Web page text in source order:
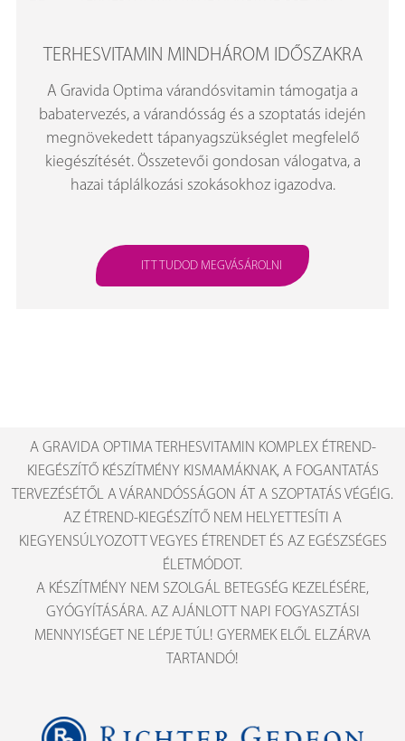
TERHESVITAMIN MINDHÁROM IDŐSZAKRA
A Gravida Optima várandósvitamin támogatja a
babatervezés, a várandósság és a szoptatás idején
megnövekedett tápanyagszükséglet megfelelő
kiegészítését. Összetevői gondosan válogatva, a
hazai táplálkozási szokásokhoz igazodva.
ITT TUDOD MEGVÁSÁROLNI
A GRAVIDA OPTIMA TERHESVITAMIN KOMPLEX ÉTREND-
KIEGÉSZÍTŐ KÉSZÍTMÉNY KISMAMÁKNAK, A FOGANTATÁS
TERVEZÉSÉTŐL A VÁRANDÓSSÁGON ÁT A SZOPTATÁS VÉGÉIG.
AZ ÉTREND-KIEGÉSZÍTŐ NEM HELYETTESÍTI A
KIEGYENSÚLYOZOTT VEGYES ÉTRENDET ÉS AZ EGÉSZSÉGES
ÉLETMÓDOT.
A KÉSZÍTMÉNY NEM SZOLGÁL BETEGSÉG KEZELÉSÉRE,
GYÓGYÍTÁSÁRA. AZ AJÁNLOTT NAPI FOGYASZTÁSI
MENNYISÉGET NE LÉPJE TÚL! GYERMEK ELŐL ELZÁRVA
TARTANDÓ!